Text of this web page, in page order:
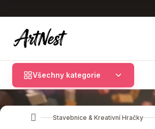
na
Všechny kategorie
DomůStavebnice & Kreativní Hračky